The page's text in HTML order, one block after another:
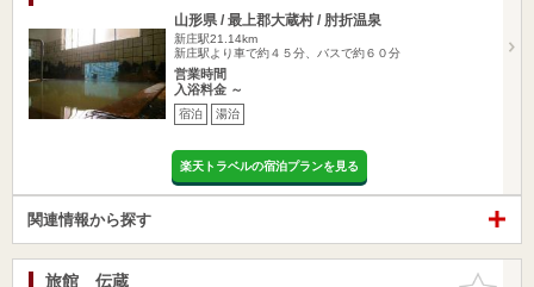
山形県 / 最上郡大蔵村 / 肘折温泉
新庄駅21.14km
新庄駅より車で約４５分、バスで約６０分
営業時間
入浴料金 ～
宿泊 湯治
楽天トラベルの宿泊プランを見る
関連情報から探す
お気に入
旅館 伝蔵